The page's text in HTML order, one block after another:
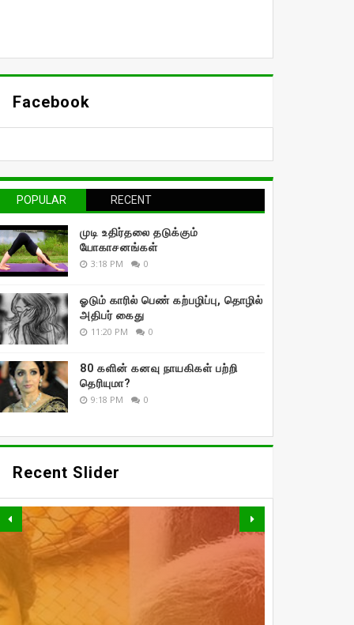
Facebook
POPULAR RECENT
முடி உதிர்தலை தடுக்கும்
யோகாசனங்கள்
3:18 PM 0
ஓடும் காரில் பெண் கற்பழிப்பு, தொழில்
அதிபர் கைது
11:20 PM 0
80 களின் கனவு நாயகிகள் பற்றி
தெரியுமா?
9:18 PM 0
Recent Slider